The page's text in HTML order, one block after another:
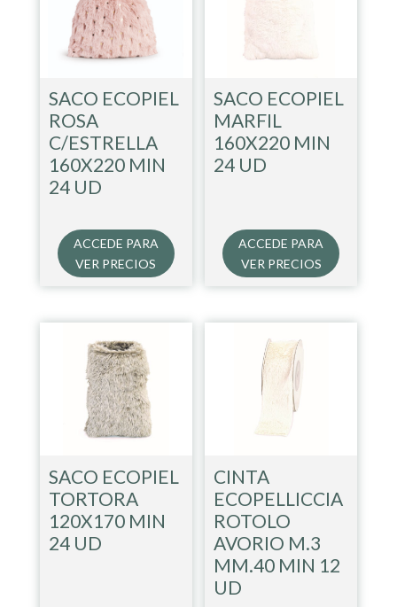
SACO ECOPIEL
ROSA
C/ESTRELLA
160X220 MIN
24 UD
ACCEDE PARA
VER PRECIOS
SACO ECOPIEL
MARFIL
160X220 MIN
24 UD
ACCEDE PARA
VER PRECIOS
SACO ECOPIEL
TORTORA
120X170 MIN
24 UD
CINTA
ECOPELLICCIA
ROTOLO
AVORIO M.3
MM.40 MIN 12
UD